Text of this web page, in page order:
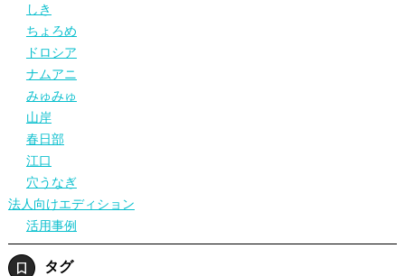
しき
ちょろめ
ドロシア
ナムアニ
みゅみゅ
山岸
春日部
江口
穴うなぎ
法人向けエディション
活用事例
タグ